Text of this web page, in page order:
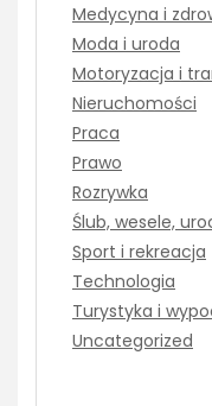
Medycyna i
Moda i uroda
Motoryzacja i
Nieruchomości
Praca
Prawo
Rozrywka
Ślub, wesele,
Sport i rekreacja
Technologia
Turystyka i
Uncategorized